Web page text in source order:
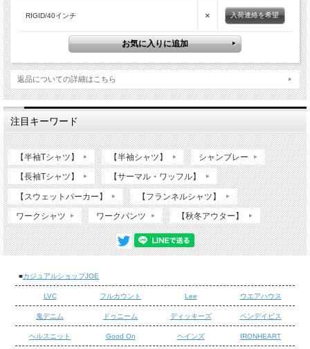
RIGID/40インチ × 入荷連絡を希望
返品についての詳細はこちら
注目キーワード
【半袖Tシャツ】 【半袖シャツ】 シャンブレー
【長袖Tシャツ】 【サーマル・ワッフル】
【スウェットパーカー】 【フランネルシャツ】
ワークシャツ ワークパンツ 【秋冬アウター】
■カジュアルショップJOE
LVC フルカウント Lee ウエアハウス
鬼デニム ドゥニーム ディッキーズ ベンデイビス
ヘルスニット Good On ヘインズ IRONHEART